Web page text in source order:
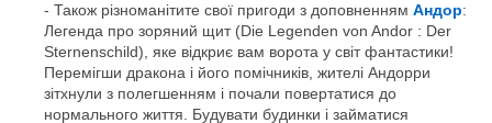
Також різноманітите свої пригоди з доповненням Андор:
Легенда про зоряний щит (Die Legenden von Andor : Der
Sternenschild), яке відкриє вам ворота у світ фантастики!
Перемігши дракона і його помічників, жителі Андорри
зітхнули з полегшенням і почали повертатися до
нормального життя. Будувати будинки і займатися